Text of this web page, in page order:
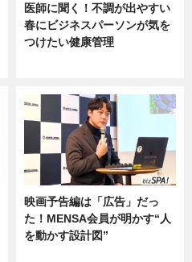
医師に聞く！不調が出やすい
春にビジネスパーソンが気を
つけたい健康管理
映画予告編は「広告」だっ
た！MENSA会員が明かす“人
を動かす設計図”